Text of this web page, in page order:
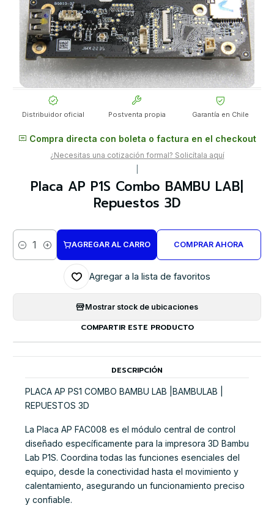
Distribuidor oficial Postventa propia Garantía en Chile
Compra directa con boleta o factura en el checkout
¿Necesitas una cotización formal? Solicítala aquí
Placa AP P1S Combo BAMBU LAB|
Repuestos 3D
Cantidad
AGREGAR AL CARRO COMPRAR AHORA
Agregar a la lista de favoritos
Mostrar stock de ubicaciones
COMPARTIR ESTE PRODUCTO
DESCRIPCIÓN
PLACA AP PS1 COMBO BAMBU LAB |BAMBULAB |
REPUESTOS 3D
La Placa AP FAC008 es el módulo central de control
diseñado específicamente para la impresora 3D Bambu
Lab P1S. Coordina todas las funciones esenciales del
equipo, desde la conectividad hasta el movimiento y
calentamiento, asegurando un funcionamiento preciso
y confiable.